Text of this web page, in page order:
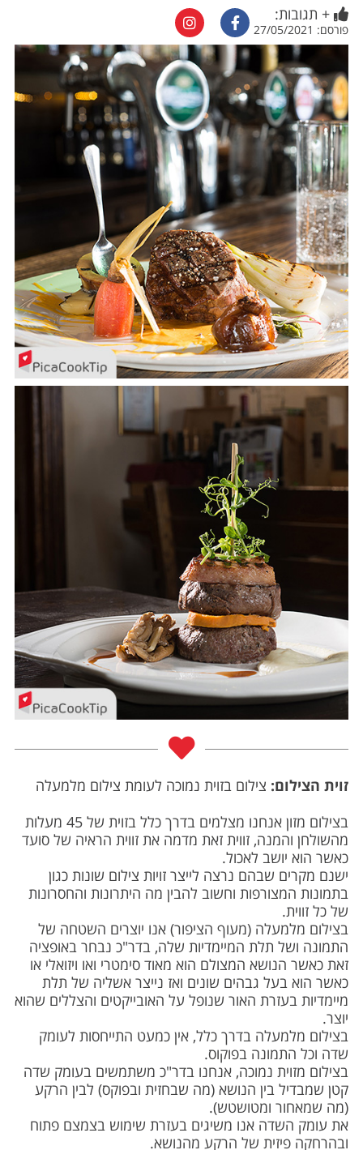
+ תגובות:
פורסם: 27/05/2021
זוית הצילום: צילום בזוית נמוכה לעומת צילום מלמעלה
בצילום מזון אנחנו מצלמים בדרך כלל בזוית של 45 מעלות
מהשולחן והמנה, זווית זאת מדמה את זווית הראיה של סועד
כאשר הוא יושב לאכול.
ישנם מקרים שבהם נרצה לייצר זויות צילום שונות כגון
בתמונות המצורפות וחשוב להבין מה היתרונות והחסרונות
של כל זווית.
בצילום מלמעלה (מעוף הציפור) אנו יוצרים השטחה של
התמונה ושל תלת המיימדיות שלה, בדר"כ נבחר באופציה
זאת כאשר הנושא המצולם הוא מאוד סימטרי ואו ויזואלי או
כאשר הוא בעל גבהים שונים ואז נייצר אשליה של תלת
מיימדיות בעזרת האור שנופל על האובייקטים והצללים שהוא
יוצר.
בצילום מלמעלה בדרך כלל, אין כמעט התייחסות לעומק
שדה וכל התמונה בפוקוס.
בצילום מזוית נמוכה, אנחנו בדר"כ משתמשים בעומק שדה
קטן שמבדיל בין הנושא (מה שבחזית ובפוקס) לבין הרקע
(מה שמאחור ומטושטש).
את עומק השדה אנו משיגים בעזרת שימוש בצמצם פתוח
ובהרחקה פיזית של הרקע מהנושא.